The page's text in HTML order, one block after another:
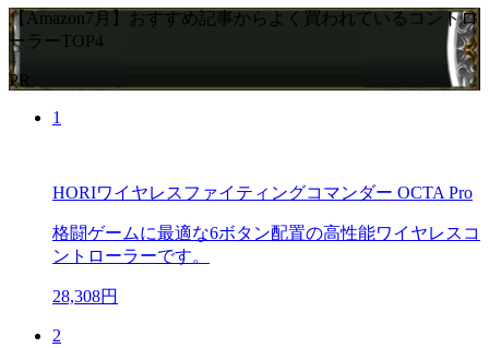
【Amazon7月】おすすめ記事からよく買われているコントロ
ーラーTOP4
PR
1
HORIワイヤレスファイティングコマンダー OCTA Pro
格闘ゲームに最適な6ボタン配置の高性能ワイヤレスコ
ントローラーです。
28,308円
2